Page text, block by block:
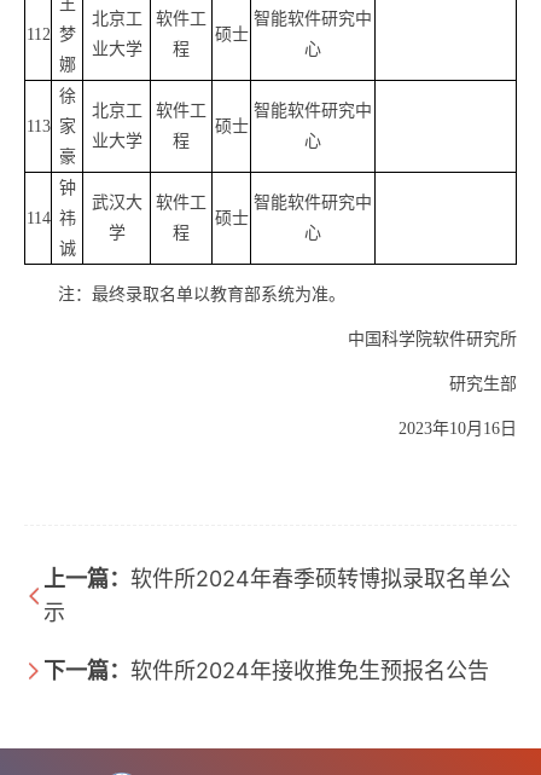
112
王
梦
娜
北京工
业大学
软件工
程
硕士
智能软件研究中
心
113
徐
家
豪
北京工
业大学
软件工
程
硕士
智能软件研究中
心
114
钟
祎
诚
武汉大
学
软件工
程
硕士
智能软件研究中
心
注：最终录取名单以教育部系统为准。
中国科学院软件研究所
研究生部
2023年10月16日
上一篇： 软件所2024年春季硕转博拟录取名单公
示
下一篇： 软件所2024年接收推免生预报名公告